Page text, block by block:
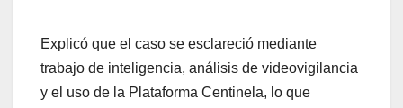
Explicó que el caso se esclareció mediante
trabajo de inteligencia, análisis de videovigilancia
y el uso de la Plataforma Centinela, lo que